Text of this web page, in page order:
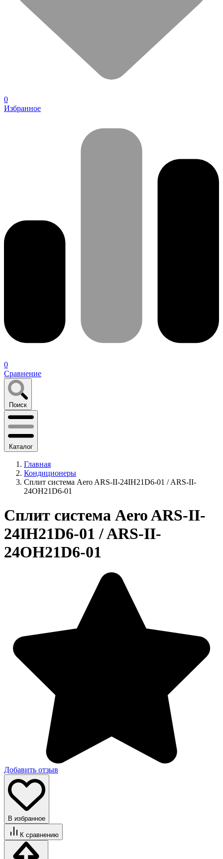
0
Избранное
0
Сравнение
Поиск
Каталог
Главная
Кондиционеры
Сплит система Aero ARS-II-24IH21D6-01 / ARS-II-
24OH21D6-01
Сплит система Aero ARS-II-
24IH21D6-01 / ARS-II-
24OH21D6-01
Добавить отзыв
В избранное
К сравнению